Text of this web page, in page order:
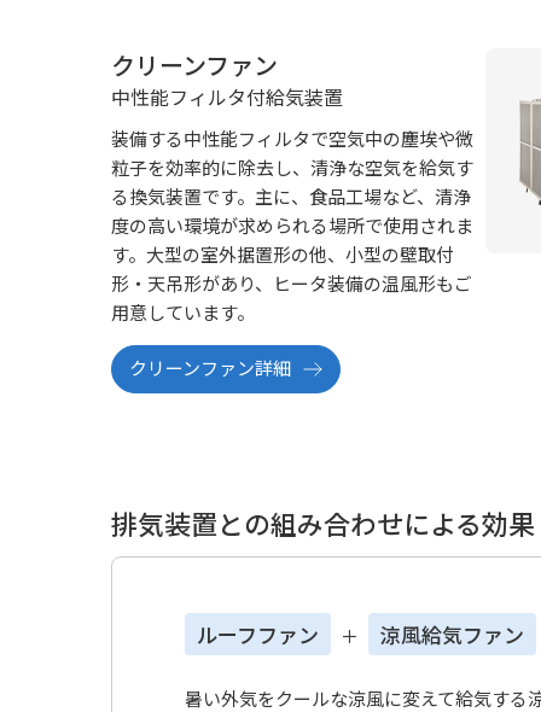
クリーンファン
中性能フィルタ付給気装置
装備する中性能フィルタで空気中の塵埃や微
粒子を効率的に除去し、清浄な空気を給気す
る換気装置です。主に、食品工場など、清浄
度の高い環境が求められる場所で使用されま
す。大型の室外据置形の他、小型の壁取付
形・天吊形があり、ヒータ装備の温風形もご
用意しています。
クリーンファン詳細
排気装置との組み合わせによる効果
ルーフファン ＋ 涼風給気ファン
暑い外気をクールな涼⾵に変えて給気する